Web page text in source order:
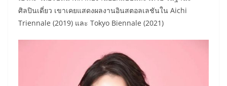
ศิลปินเดี่ยว เขาเคยแสดงผลงานอินสตอลเลชันใน Aichi
Triennale (2019) และ Tokyo Biennale (2021)